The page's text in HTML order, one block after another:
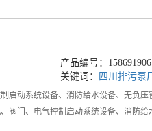
产品编号：
关键词： 四川排污泵
启动系统设备、消防给水设备、无负
阀门、电气控制启动系统设备、消防给